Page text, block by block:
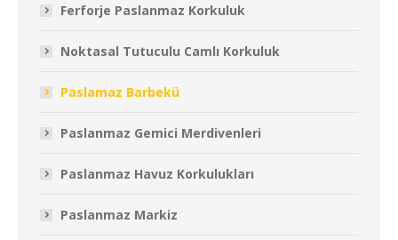
Ferforje Paslanmaz Korkuluk
Noktasal Tutuculu Camlı Korkuluk
Paslamaz Barbekü
Paslanmaz Gemici Merdivenleri
Paslanmaz Havuz Korkulukları
Paslanmaz Markiz